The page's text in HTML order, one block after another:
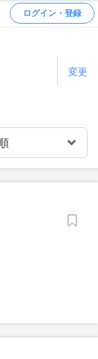
ログイン・登録
変更